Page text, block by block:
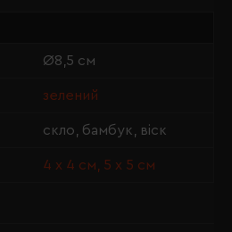
Ø8,5 см
зелений
скло, бамбук, віск
4 х 4 см, 5 х 5 см